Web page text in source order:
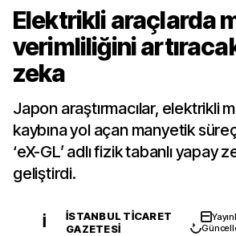
Elektrikli araçlarda
verimliliğini
zeka
Japon araştırmacılar, elektrikli
kaybına yol açan manyetik
‘eX-GL’ adlı fizik tabanlı yapay
geliştirdi.
İ
İSTANBUL TICARET
GAZETESI